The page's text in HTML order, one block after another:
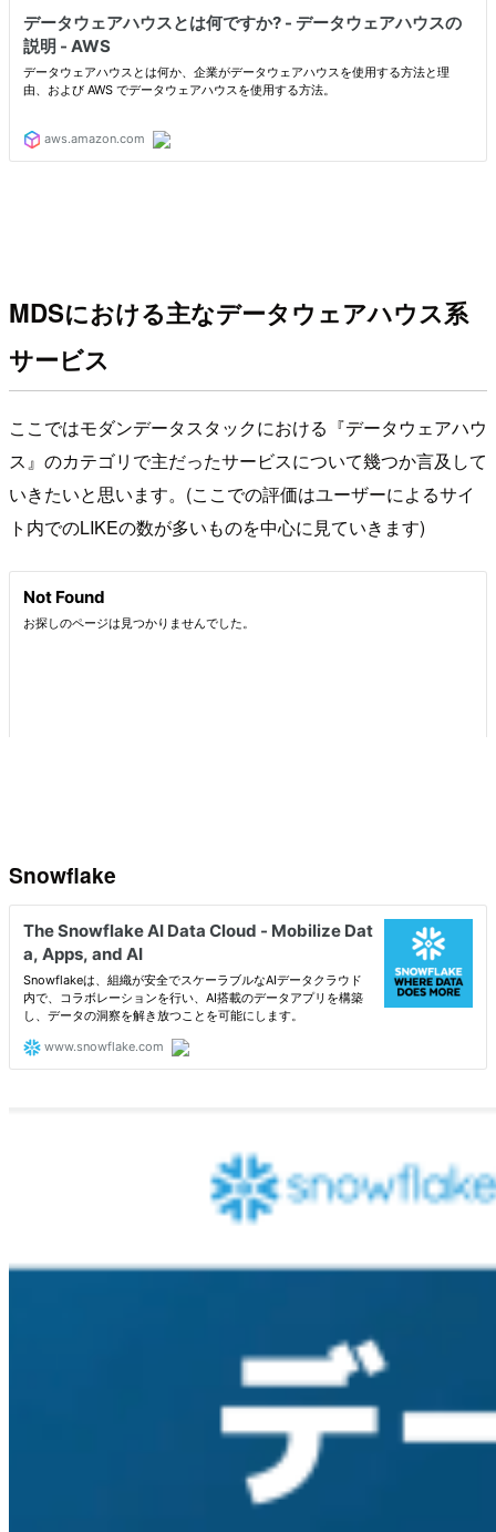
MDSにおける主なデータウェアハウス系
サービス
ここではモダンデータスタックにおける『データウェアハウ
ス』のカテゴリで主だったサービスについて幾つか言及して
いきたいと思います。(ここでの評価はユーザーによるサイ
ト内でのLIKEの数が多いものを中心に見ていきます)
Snowflake